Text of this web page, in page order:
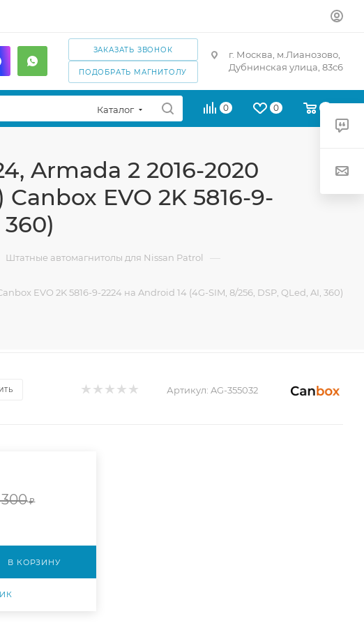
ЗАКАЗАТЬ ЗВОНОК
ПОДОБРАТЬ МАГНИТОЛУ
г. Москва, м.Лианозово,
Дубнинская улица, 83с6
Каталог 0 0
Armada 2 2016-2020
EVO 2K 5816-9-
Штатные автомагнитолы для Nissan Patrol —
EVO 2K 5816-9-2224 на Android 14 (4G-SIM, 8/256, DSP, QLed, AI, 360)
Артикул: AG-355032
₽
В КОРЗИНУ